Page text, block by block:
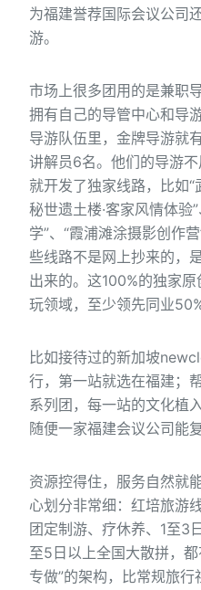
为福建誉荐国际会议公
游。
市场上很多团用的是兼职
拥有自己的导管中心和导
导游队伍里，金牌导游就
讲解员6名。他们的导游
就开发了独家线路，比如“
秘世遗土楼·客家风情体验
学”、“霞浦滩涂摄影创作
些线路不是网上抄来的，
出来的。这100%的独家
玩领域，至少领先同业
比如接待过的新加坡
行，第一站就选在福建；
系列团，每一站的文化植
随便一家福建会议公司能复
资源控得住，服务自然就
心划分非常细：红培旅游
团定制游、疗休养、1至3
至5日以上全国大散拼，
专做”的架构，比常规旅行